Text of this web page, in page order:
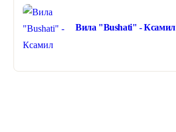
Вила "Bushati" - Ксамил